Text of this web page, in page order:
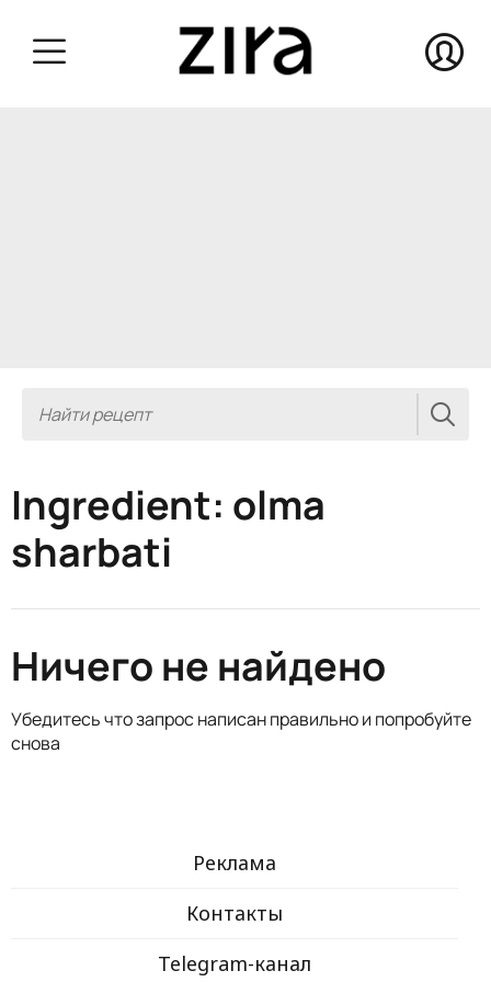
Ingredient: olma
sharbati
Ничего не найдено
Убедитесь что запрос написан правильно и попробуйте
снова
Реклама
Контакты
Telegram-канал